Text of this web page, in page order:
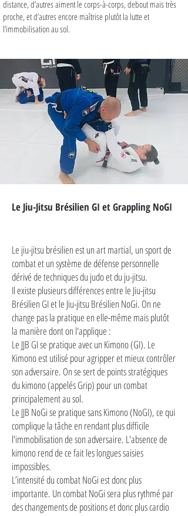
distance, d’autres aiment le corps-à-corps, debout mais très
proche, et d’autres encore maîtrise plutôt la lutte et
l’immobilisation au sol.
Le Jiu-Jitsu Brésilien GI et Grappling NoGI
Le jiu-jitsu brésilien est un art martial, un sport de
combat et un système de défense personnelle
dérivé de techniques du judo et du ju-jitsu.
Il existe plusieurs différences entre le Jiu-jitsu
Brésilien GI et le Jiu-jitsu Brésilien NoGi. On ne
change pas la pratique en elle-même mais plutôt
la manière dont on l'applique :
Le JJB GI se pratique avec un Kimono (GI). Le
Kimono est utilisé pour agripper et mieux contrôler
son adversaire. On se sert de points stratégiques
du kimono (appelés Grip) pour un combat
principalement au sol.
Le JJB NoGi se pratique sans Kimono (NoGI), ce qui
complique la tâche en rendant plus difficile
l'immobilisation de son adversaire. L'absence de
kimono rend de ce fait les longues saisies
impossibles.
L’intensité du combat NoGi est donc plus
importante. Un combat NoGi sera plus rythmé par
des changements de positions et donc plus cardio